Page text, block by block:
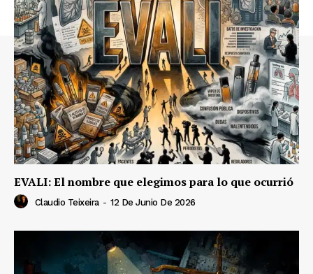
EVALI: El nombre que elegimos para lo que ocurrió
Claudio Teixeira - 12 De Junio De 2026